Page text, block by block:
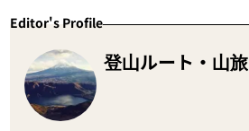
Editor's Profile
登山ルート・山旅